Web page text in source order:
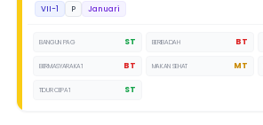
VII-1 P Januari
BANGUN PAGI ST BERIBADAH BT
BERMASYARAKAT BT MAKAN SEHAT MT
TIDUR CEPAT ST